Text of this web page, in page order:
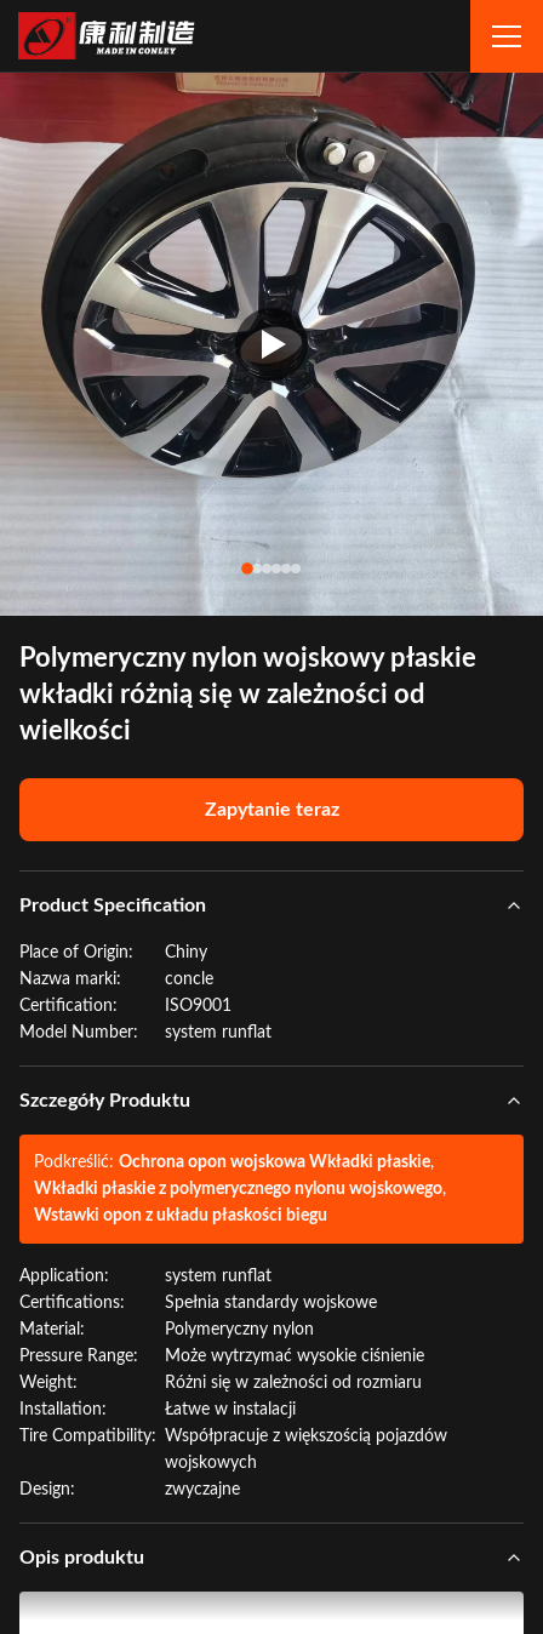
Polymeryczny nylon wojskowy płaskie
wkładki różnią się w zależności od
wielkości
Zapytanie teraz
Product Specification
Place of Origin:
Chiny
Nazwa marki:
concle
Certification:
ISO9001
Model Number:
system runflat
Szczegóły Produktu
Podkreślić: Ochrona opon wojskowa Wkładki płaskie,
Wkładki płaskie z polymerycznego nylonu wojskowego,
Wstawki opon z układu płaskości biegu
Application:
system runflat
Certifications:
Spełnia standardy wojskowe
Material:
Polymeryczny nylon
Pressure Range:
Może wytrzymać wysokie ciśnienie
Weight:
Różni się w zależności od rozmiaru
Installation:
Łatwe w instalacji
Tire Compatibility:
Współpracuje z większością pojazdów
wojskowych
Design:
zwyczajne
Opis produktu